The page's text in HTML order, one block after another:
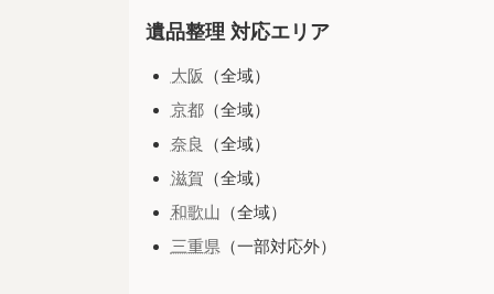
遺品整理 対応エリア
大阪 （全域）
京都（全域）
奈良 （全域）
滋賀 （全域）
和歌山 （全域）
三重県 （一部対応外）